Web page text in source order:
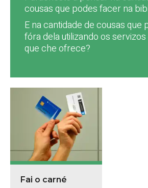
cousas que podes facer na
E na cantidade de cousas que
fóra dela utilizando os
que che ofrece?
Fai o carné